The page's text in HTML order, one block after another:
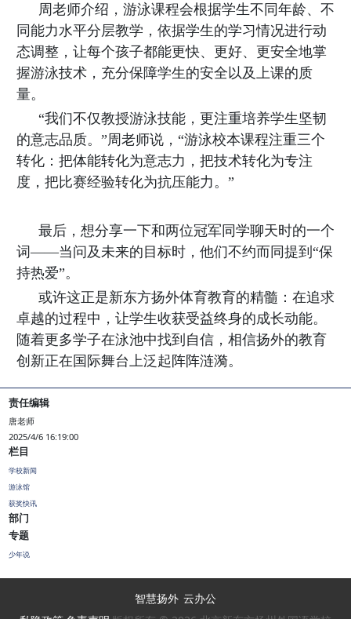
周老师介绍，游泳课程会根据学生不同年龄、不
同能力水平分层教学，依据学生的学习情况进行动
态调整，让每个孩子都能更快、更好、更安全地掌
握游泳技术，充分保障学生的安全以及上课的质
量。
“我们不仅教授游泳技能，更注重培养学生坚韧
的意志品质。”周老师说，“游泳校本课程注重三个
转化：把体能转化为意志力，把技术转化为专注
度，把比赛经验转化为抗压能力。”
最后，想分享一下和两位冠军同学聊天时的一个
词——当问及未来的目标时，他们不约而同提到“保
持热爱”。
或许这正是新东方扬外体育教育的精髓：在追求
卓越的过程中，让学生收获受益终身的成长动能。
随着更多学子在泳池中找到自信，相信扬外的教育
创新正在国际舞台上泛起阵阵涟漪。
责任编辑
唐老师
2025/4/6 16:19:00
栏目
学校新闻
游泳馆
获奖快讯
部门
专题
少年说
智慧扬外 云办公